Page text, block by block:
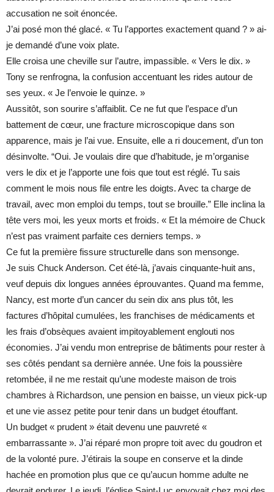
accusation ne soit énoncée.
J’ai posé mon thé glacé. « Tu l’apportes exactement quand ? » ai-
je demandé d’une voix plate.
Elle croisa une cheville sur l’autre, impassible. « Vers le dix. »
Tony se renfrogna, la confusion accentuant les rides autour de
ses yeux. « Je l’envoie le quinze. »
Aussitôt, son sourire s’affaiblit. Ce ne fut que l’espace d’un
battement de cœur, une fracture microscopique dans son
apparence, mais je l’ai vue. Ensuite, elle a ri doucement, d’un ton
désinvolte. “Oui. Je voulais dire que d’habitude, je m’organise
vers le dix et je l’apporte une fois que tout est réglé. Tu sais
comment le mois nous file entre les doigts. Avec ta charge de
travail, avec mon emploi du temps, tout se brouille.” Elle inclina la
tête vers moi, les yeux morts et froids. « Et la mémoire de Chuck
n’est pas vraiment parfaite ces derniers temps. »
Ce fut la première fissure structurelle dans son mensonge.
Je suis Chuck Anderson. Cet été-là, j’avais cinquante-huit ans,
veuf depuis dix longues années éprouvantes. Quand ma femme,
Nancy, est morte d’un cancer du sein dix ans plus tôt, les
factures d’hôpital cumulées, les franchises de médicaments et
les frais d’obsèques avaient impitoyablement englouti nos
économies. J’ai vendu mon entreprise de bâtiments pour rester à
ses côtés pendant sa dernière année. Une fois la poussière
retombée, il ne me restait qu’une modeste maison de trois
chambres à Richardson, une pension en baisse, un vieux pick-up
et une vie assez petite pour tenir dans un budget étouffant.
Un budget « prudent » était devenu une pauvreté «
embarrassante ». J’ai réparé mon propre toit avec du goudron et
de la volonté pure. J’étirais la soupe en conserve et la dinde
hachée en promotion plus que ce qu’aucun homme adulte ne